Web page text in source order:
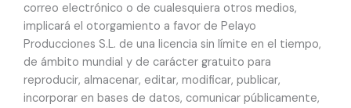
correo electrónico o de cualesquiera otros medios,
implicará el otorgamiento a favor de Pelayo
Producciones S.L. de una licencia sin límite en el tiempo,
de ámbito mundial y de carácter gratuito para
reproducir, almacenar, editar, modificar, publicar,
incorporar en bases de datos, comunicar públicamente,